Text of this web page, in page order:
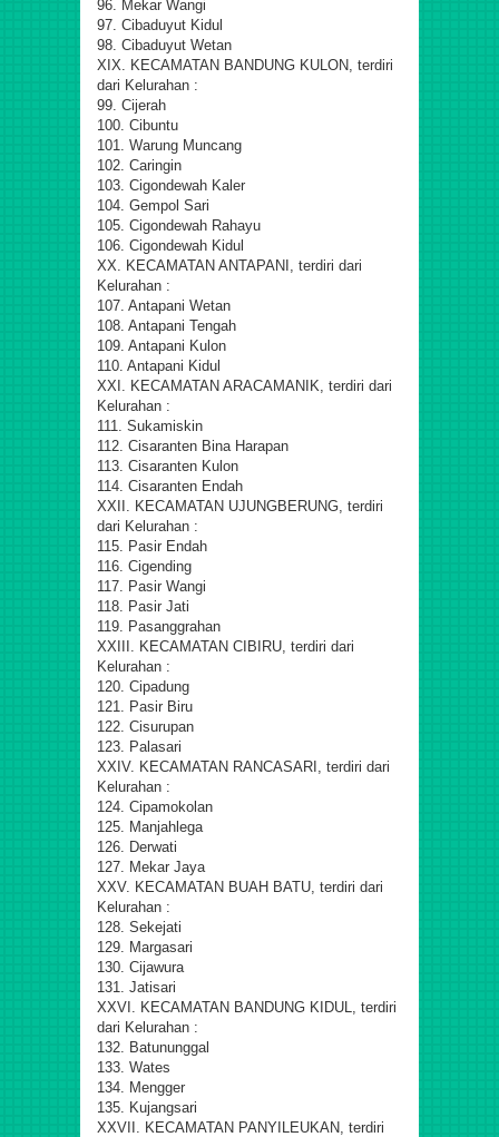
96. Mekar Wangi
97. Cibaduyut Kidul
98. Cibaduyut Wetan
XIX. KECAMATAN BANDUNG KULON, terdiri
dari Kelurahan :
99. Cijerah
100. Cibuntu
101. Warung Muncang
102. Caringin
103. Cigondewah Kaler
104. Gempol Sari
105. Cigondewah Rahayu
106. Cigondewah Kidul
XX. KECAMATAN ANTAPANI, terdiri dari
Kelurahan :
107. Antapani Wetan
108. Antapani Tengah
109. Antapani Kulon
110. Antapani Kidul
XXI. KECAMATAN ARACAMANIK, terdiri dari
Kelurahan :
111. Sukamiskin
112. Cisaranten Bina Harapan
113. Cisaranten Kulon
114. Cisaranten Endah
XXII. KECAMATAN UJUNGBERUNG, terdiri
dari Kelurahan :
115. Pasir Endah
116. Cigending
117. Pasir Wangi
118. Pasir Jati
119. Pasanggrahan
XXIII. KECAMATAN CIBIRU, terdiri dari
Kelurahan :
120. Cipadung
121. Pasir Biru
122. Cisurupan
123. Palasari
XXIV. KECAMATAN RANCASARI, terdiri dari
Kelurahan :
124. Cipamokolan
125. Manjahlega
126. Derwati
127. Mekar Jaya
XXV. KECAMATAN BUAH BATU, terdiri dari
Kelurahan :
128. Sekejati
129. Margasari
130. Cijawura
131. Jatisari
XXVI. KECAMATAN BANDUNG KIDUL, terdiri
dari Kelurahan :
132. Batununggal
133. Wates
134. Mengger
135. Kujangsari
XXVII. KECAMATAN PANYILEUKAN, terdiri